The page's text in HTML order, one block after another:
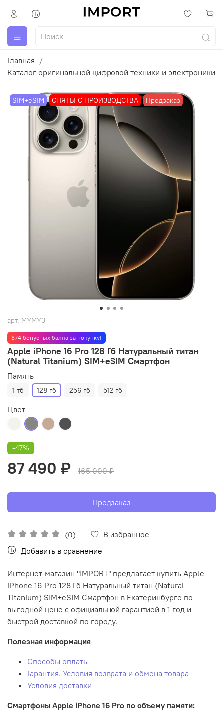
Главная
Каталог оригинальной цифровой техники и электроники
SIM+eSIM СНЯТЫ С ПРОИЗВОДСТВА Предзаказ
арт. MYMY3
874 бонусных балла за покупку!
Apple iPhone 16 Pro 128 Гб Натуральный титан
(Natural Titanium) SIM+eSIM Смартфон
Память
1 тб 128 гб 256 гб 512 гб
Цвет
(0)
В избранное
Добавить в сравнение
-47%
87 490 ₽ 165 000 ₽
Предзаказ
Интернет-магазин "IMPORT" предлагает купить Apple
iPhone 16 Pro 128 Гб Натуральный титан (Natural
Titanium) SIM+eSIM Смартфон в Екатеринбурге по
выгодной цене с официальной гарантией в 1 год и
быстрой доставкой по городу.
Полезная информация
Способы оплаты
Гарантия. Условия возврата и обмена товара
Условия доставки
Смартфоны Apple iPhone 16 Pro по объему памяти: